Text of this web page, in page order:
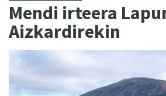
Mendi irteera
Aizkardirekin